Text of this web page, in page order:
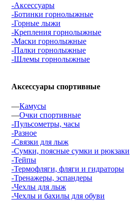
-Аксессуары
-Ботинки горнолыжные
-Горные лыжи
-Крепления горнолыжные
-Маски горнолыжные
-Палки горнолыжные
-Шлемы горнолыжные
Аксессуары спортивные
—Камусы
—Очки спортивные
-Пульсометры, часы
-Разное
-Связки для лыж
-Сумки, поясные сумки и рюкзаки
-Тейпы
-Термофляги, фляги и гидраторы
-Тренажеры, эспандеры
-Чехлы для лыж
-Чехлы и бахилы для обуви